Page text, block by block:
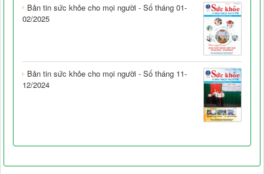
Bản tin sức khỏe cho mọi người - Số tháng 01-
02/2025
Bản tin sức khỏe cho mọi người - Số tháng 11-
12/2024